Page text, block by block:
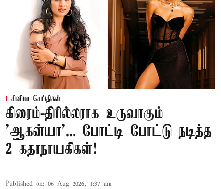
சினிமா செய்திகள்
கிரைம்-திரில்லராக உருவாகும்
'ஆகன்யா'... போட்டி போட்டு நடித்த
2 கதாநாயகிகள்!
Published on: 06 Aug 2026, 1:37 am